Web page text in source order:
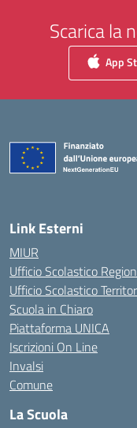
Scarica la
App
Link Esterni
MIUR
Ufficio Scolastico
Ufficio Scolastico
Scuola in Chiaro
Piattaforma UNICA
Iscrizioni On Line
Invalsi
Comune
La Scuola